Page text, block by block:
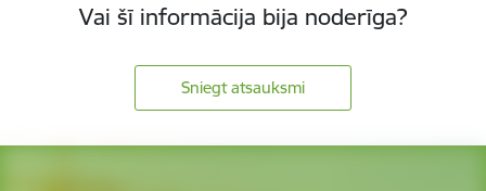
Vai šī informācija bija noderīga?
Sniegt atsauksmi